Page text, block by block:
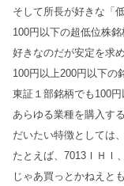
そして所長が好きな「
100円以下の超低位株
好きなのだが安定を求
100円以上200円以下の
東証１部銘柄でも100
あらゆる業種を購入す
だいたい特徴としては
たとえば、7013ＩＨＩ
じゃあ買っとかねえと